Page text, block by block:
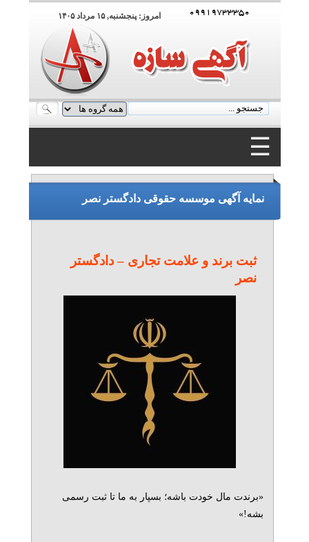
امروز: پنجشنبه, ۱۵ مرداد ۱۴۰۵
☰
۰۹۹۱۹۷۳۳۳۵۰
۰۹۹۱۹۷۳۳۳۵۰
نمایه آگهی موسسه حقوقی دادگستر نصر
ثبت برند و علامت تجاری – دادگستر
نصر
«برندت مال خودت باشه؛ بسپار به ما تا ثبت رسمی
بشه!»